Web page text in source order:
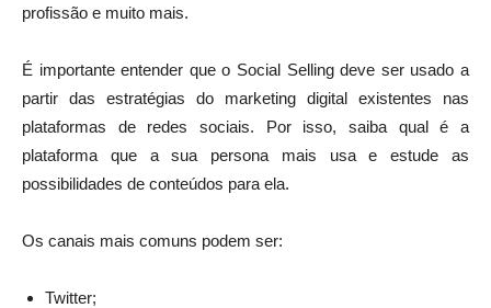
profissão e muito mais.
É importante entender que o Social Selling deve ser usado a
partir das estratégias do marketing digital existentes nas
plataformas de redes sociais. Por isso, saiba qual é a
plataforma que a sua persona mais usa e estude as
possibilidades de conteúdos para ela.
Os canais mais comuns podem ser:
Twitter;